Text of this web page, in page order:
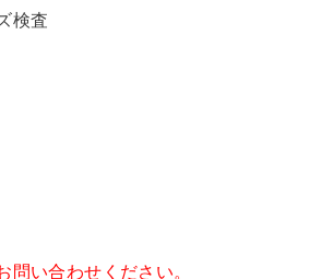
検査
い合わせください。